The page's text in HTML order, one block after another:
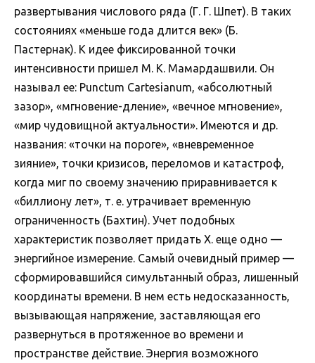
развертывания числового ряда (Г. Г. Шпет). В таких
состояниях «меньше года длится век» (Б.
Пастернак). К идее фиксированной точки
интенсивности пришел М. К. Мамардашвили. Он
называл ее: Punctum Cartesianum, «абсолютный
зазор», «мгновение-дление», «вечное мгновение»,
«мир чудовищной актуальности». Имеются и др.
названия: «точки на пороге», «вневременное
зияние», точки кризисов, переломов и катастроф,
когда миг по своему значению приравнивается к
«биллиону лет», т. е. утрачивает временную
ограниченность (Бахтин). Учет подобных
характеристик позволяет придать Х. еще одно —
энергийное измерение. Самый очевидный пример —
сформировавшийся симультанный образ, лишенный
координаты времени. В нем есть недосказанность,
вызывающая напряжение, заставляющая его
развернуться в протяженное во времени и
пространстве действие. Энергия возможного